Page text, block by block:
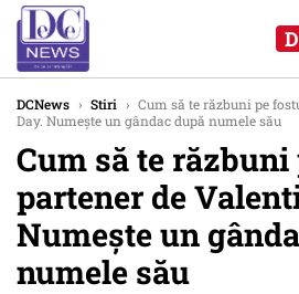
DCNews › Stiri › Cum să te răzbuni pe
Day. Numește un gândac după numele său
Cum să te
partener de
Numește un
numele său